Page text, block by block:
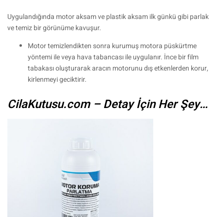
Uygulandığında motor aksam ve plastik aksam ilk günkü gibi parlak
ve temiz bir görünüme kavuşur.
Motor temizlendikten sonra kurumuş motora püskürtme
yöntemi ile veya hava tabancası ile uygulanır. İnce bir film
tabakası oluşturarak aracın motorunu dış etkenlerden korur,
kirlenmeyi geciktirir.
CilaKutusu.com – Detay İçin Her Şey…